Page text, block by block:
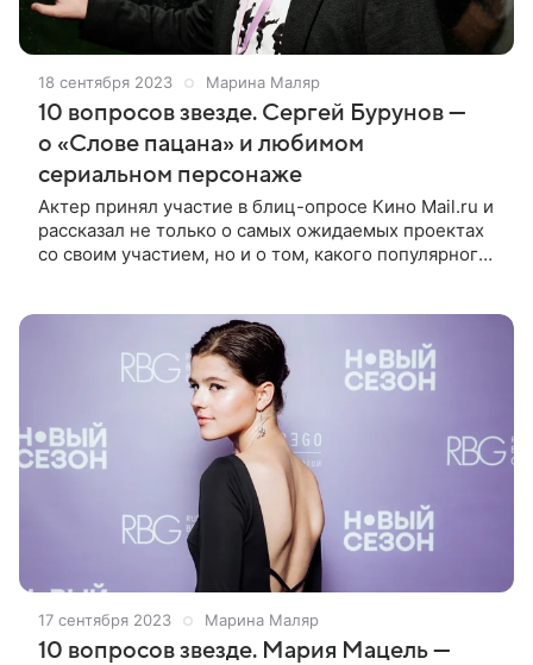
18 сентября 2023 Марина Маляр
10 вопросов звезде. Сергей Бурунов —
о «Слове пацана» и любимом
сериальном персонаже
Актер принял участие в блиц-опросе Кино Mail.ru и
рассказал не только о самых ожидаемых проектах
со своим участием, но и о том, какого популярного
17 сентября 2023 Марина Маляр
10 вопросов звезде. Мария Мацель —